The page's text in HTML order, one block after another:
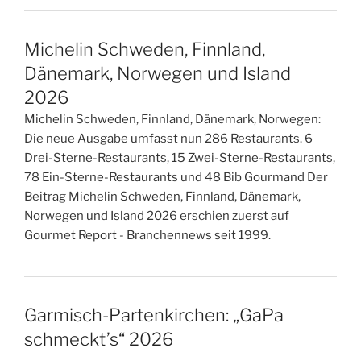
Michelin Schweden, Finnland,
Dänemark, Norwegen und Island
2026
Michelin Schweden, Finnland, Dänemark, Norwegen:
Die neue Ausgabe umfasst nun 286 Restaurants. 6
Drei-Sterne-Restaurants, 15 Zwei-Sterne-Restaurants,
78 Ein-Sterne-Restaurants und 48 Bib Gourmand Der
Beitrag Michelin Schweden, Finnland, Dänemark,
Norwegen und Island 2026 erschien zuerst auf
Gourmet Report - Branchennews seit 1999.
Garmisch-Partenkirchen: „GaPa
schmeckt’s“ 2026